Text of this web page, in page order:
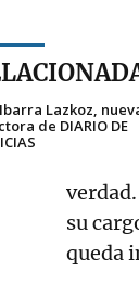
Lazkoz,
de DIARIO DE
su
queda